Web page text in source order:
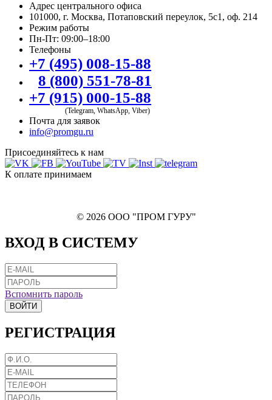
Адрес центрального офиса
101000, г. Москва, Потаповский переулок, 5с1, оф. 214
Режим работы
Пн-Пт: 09:00–18:00
Телефоны
+7 (495) 008-15-88
8 (800) 551-78-81
+7 (915) 000-15-88
(Telegram, WhatsApp, Viber)
Почта для заявок
info@promgu.ru
Присоединяйтесь к нам
К оплате принимаем
© 2026 ООО "ПРОМ ГУРУ"
ВХОД В СИСТЕМУ
Вспомнить пароль
ВОЙТИ
РЕГИСТРАЦИЯ